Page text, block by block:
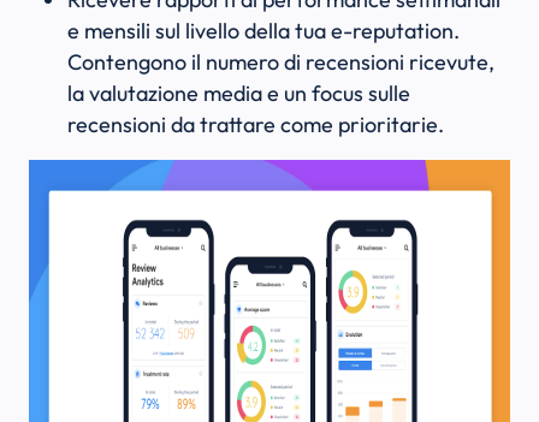
e mensili sul livello della tua e-reputation.
Contengono il numero di recensioni ricevute,
la valutazione media e un focus sulle
recensioni da trattare come prioritarie.